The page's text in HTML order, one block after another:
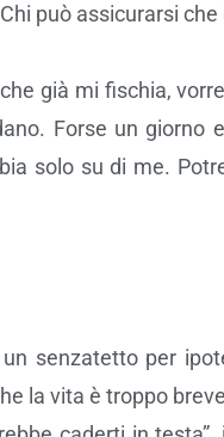
può assicurarsi
già mi fischia,
Forse un giorno
solo su di me.
un senzatetto per
la vita è troppo